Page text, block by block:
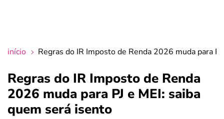
crédito fácil
início Regras do IR Imposto de Renda 2026 muda para
Regras do IR Imposto de Renda
2026 muda para PJ e MEI: saiba
quem será isento